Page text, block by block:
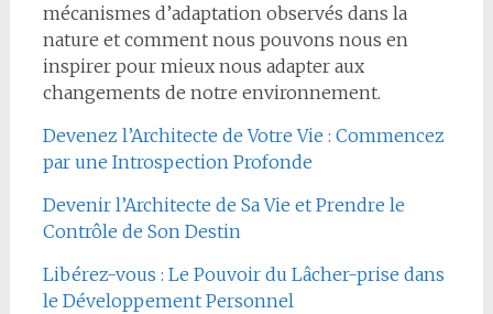
mécanismes d’adaptation observés dans la
nature et comment nous pouvons nous en
inspirer pour mieux nous adapter aux
changements de notre environnement.
Devenez l’Architecte de Votre Vie : Commencez
par une Introspection Profonde
Devenir l’Architecte de Sa Vie et Prendre le
Contrôle de Son Destin
Libérez-vous : Le Pouvoir du Lâcher-prise dans
le Développement Personnel